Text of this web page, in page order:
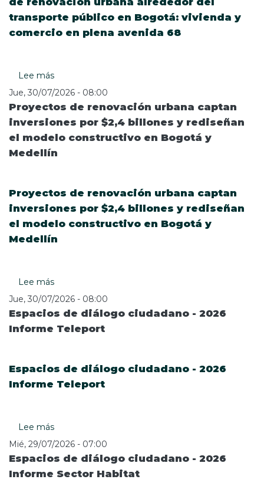
I2026001981
transporte público en Bogotá: vivienda y
comercio en plena avenida 68
Lee más
TransMilenio
su
primer
proyecto
de
alrededor
del
transporte
público
en
en
plena
avenida
68
Jue, 30/07/2026 - 08:00
Proyectos de renovación urbana captan
inversiones por $2,4 billones y rediseñan
el modelo constructivo en Bogotá y
Medellín
Proyectos de renovación urbana captan
inversiones por $2,4 billones y rediseñan
el modelo constructivo en Bogotá y
Medellín
Lee más
Proyectos
renovación
urbana
por
$2,4
modelo
constructivo
Bogotá
Jue, 30/07/2026 - 08:00
Espacios de diálogo ciudadano - 2026
Informe Teleport
Espacios de diálogo ciudadano - 2026
Informe Teleport
Lee más
Espacios
diálogo
ciudadano
Mié, 29/07/2026 - 07:00
Espacios de diálogo ciudadano - 2026
Informe Sector Habitat